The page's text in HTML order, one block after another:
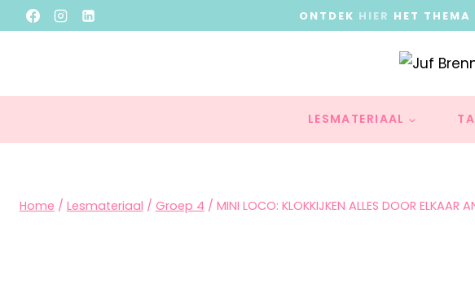
ONTDEK HIER HET
LESMATERIAAL
Home / Lesmateriaal / Groep 4 / MINI LOCO: KLOKKIJKEN ALLES DOOR ELKAAR